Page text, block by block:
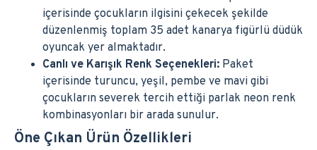
içerisinde çocukların ilgisini çekecek şekilde
düzenlenmiş toplam 35 adet kanarya figürlü düdük
oyuncak yer almaktadır.
Canlı ve Karışık Renk Seçenekleri: Paket
içerisinde turuncu, yeşil, pembe ve mavi gibi
çocukların severek tercih ettiği parlak neon renk
kombinasyonları bir arada sunulur.
Öne Çıkan Ürün Özellikleri